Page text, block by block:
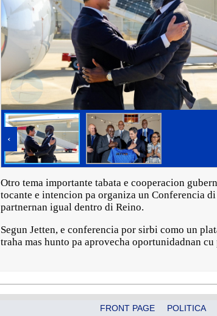
‹
Otro tema importante tabata e cooperacion
tocante e intencion pa organiza un Conferencia
partnernan igual dentro di Reino.
Segun Jetten, e conferencia por sirbi como un
traha mas hunto pa aprovecha oportunidadnan
FRONT PAGE POLITICA